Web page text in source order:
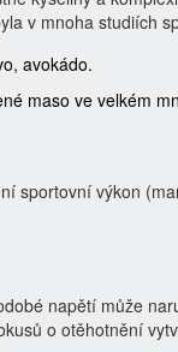
v mnoha studiích
avokádo.
maso ve velkém
sportovní výkon
napětí může
o otěhotnění